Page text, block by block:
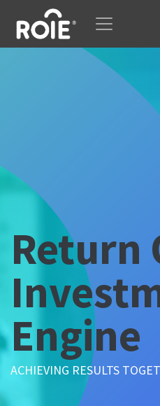
Ir al contenido
Return
Engine
ACHIEVING RESULTS